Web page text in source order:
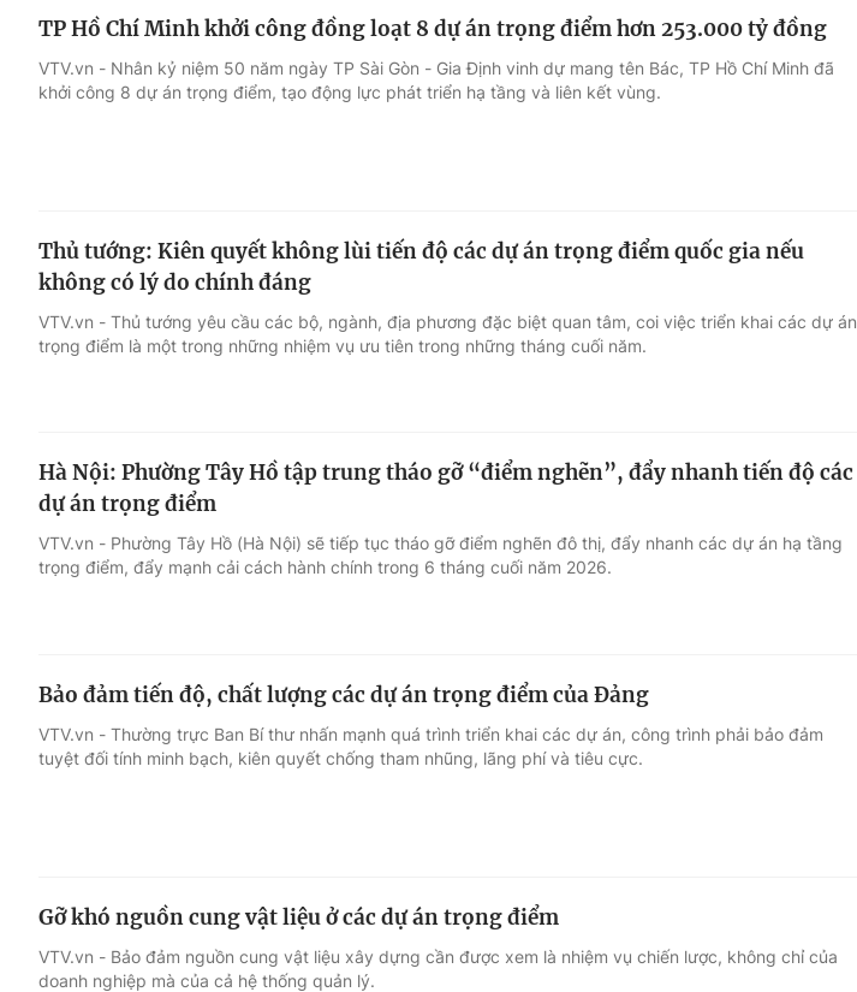
TP Hồ Chí Minh khởi công đồng loạt 8 dự án trọng điểm hơn 253.000 tỷ đồng
VTV.vn - Nhân kỷ niệm 50 năm ngày TP Sài Gòn - Gia Định vinh dự mang tên Bác, TP Hồ Chí Minh đã
khởi công 8 dự án trọng điểm, tạo động lực phát triển hạ tầng và liên kết vùng.
Thủ tướng: Kiên quyết không lùi tiến độ các dự án trọng điểm quốc gia nếu
không có lý do chính đáng
VTV.vn - Thủ tướng yêu cầu các bộ, ngành, địa phương đặc biệt quan tâm, coi việc triển khai các dự án
trọng điểm là một trong những nhiệm vụ ưu tiên trong những tháng cuối năm.
Hà Nội: Phường Tây Hồ tập trung tháo gỡ “điểm nghẽn”, đẩy nhanh tiến độ các
dự án trọng điểm
VTV.vn - Phường Tây Hồ (Hà Nội) sẽ tiếp tục tháo gỡ điểm nghẽn đô thị, đẩy nhanh các dự án hạ tầng
trọng điểm, đẩy mạnh cải cách hành chính trong 6 tháng cuối năm 2026.
Bảo đảm tiến độ, chất lượng các dự án trọng điểm của Đảng
VTV.vn - Thường trực Ban Bí thư nhấn mạnh quá trình triển khai các dự án, công trình phải bảo đảm
tuyệt đối tính minh bạch, kiên quyết chống tham nhũng, lãng phí và tiêu cực.
Gỡ khó nguồn cung vật liệu ở các dự án trọng điểm
VTV.vn - Bảo đảm nguồn cung vật liệu xây dựng cần được xem là nhiệm vụ chiến lược, không chỉ của
doanh nghiệp mà của cả hệ thống quản lý.